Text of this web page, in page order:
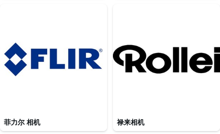
菲力尔 相机 禄来相机